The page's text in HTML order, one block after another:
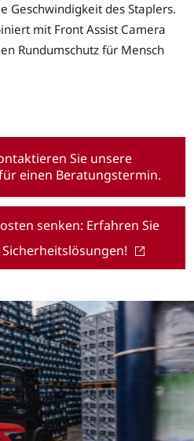
Geschwindigkeit des Staplers.
mit Front Assist Camera
Rundumschutz für Mensch
Sie unsere
einen Beratungstermin.
senken: Erfahren Sie